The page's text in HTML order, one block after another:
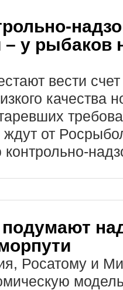
– у рыбаков
вести
качества
от
подумают
Росатому и